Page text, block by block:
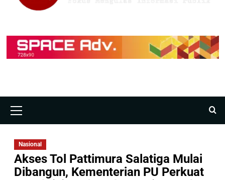
Nasional
Akses Tol Pattimura Salatiga Mulai
Dibangun, Kementerian PU Perkuat